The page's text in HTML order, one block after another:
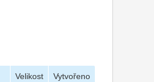
Velikost Vytvořeno